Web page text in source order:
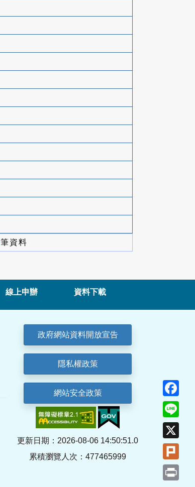
筆資料
線上申辦 資料下載
政府網站資料開放宣告
隱私權政策
網站安全政策
更新日期：2026-08-06 14:50:51.0
累積瀏覽人次：477465999